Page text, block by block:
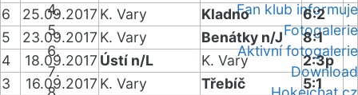
Fan klub informuje
Fotogalerie
Aktivní fotogalerie
Download
6
25.09.2017 K. Vary Kladno
6:2
5
23.09.2017 K. Vary Benátky n/J
8:1
4
18.09.2017 Ústí n/L K. Vary
2:3p
3
16.09.2017 K. Vary Třebíč
5:1